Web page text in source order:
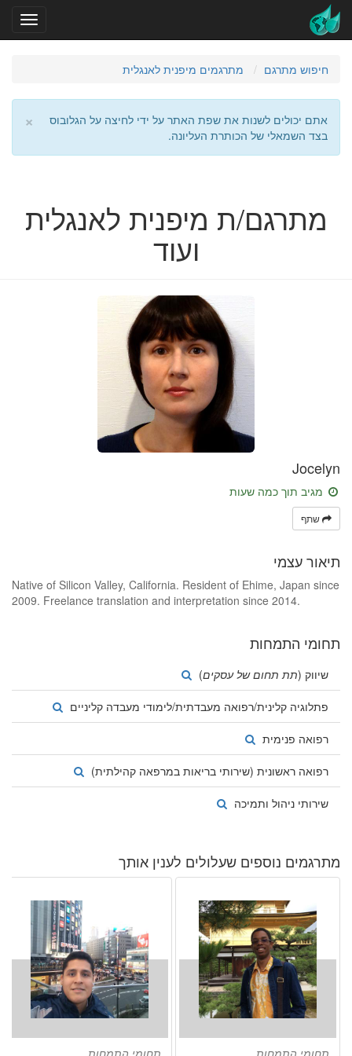
חיפוש מתרגם מתרגמים מיפנית לאנגלית
×
אתם יכולים לשנות את שפת האתר על ידי לחיצה על הגלובוס
בצד השמאלי של הכותרת העליונה.
מתרגם/ת מיפנית לאנגלית
ועוד
Jocelyn
מגיב תוך כמה שעות
שתף
תיאור עצמי
Native of Silicon Valley, California. Resident of Ehime, Japan since
2009. Freelance translation and interpretation since 2014.
תחומי התמחות
שיווק (תת תחום של עסקים)
פתלוגיה קלינית/רפואה מעבדתית/לימודי מעבדה קליניים
רפואה פנימית
רפואה ראשונית (שירותי בריאות במרפאה קהילתית)
שירותי ניהול ותמיכה
מתרגמים נוספים שעלולים לענין אותך
תחומי התמחות תחומי התמחות